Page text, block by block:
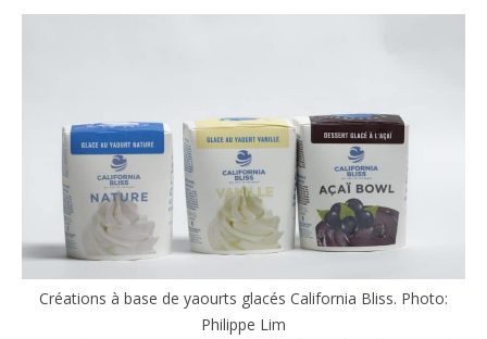
Créations à base de yaourts glacés California Bliss. Photo:
Philippe Lim